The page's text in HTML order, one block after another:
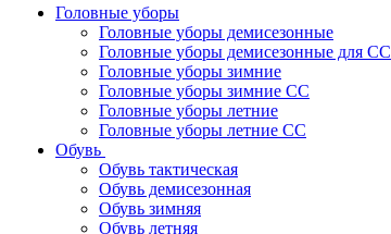
Головные уборы
Головные уборы демисезонные
Головные уборы демисезонные для СС
Головные уборы зимние
Головные уборы зимние СС
Головные уборы летние
Головные уборы летние СС
Обувь
Обувь тактическая
Обувь демисезонная
Обувь зимняя
Обувь летняя